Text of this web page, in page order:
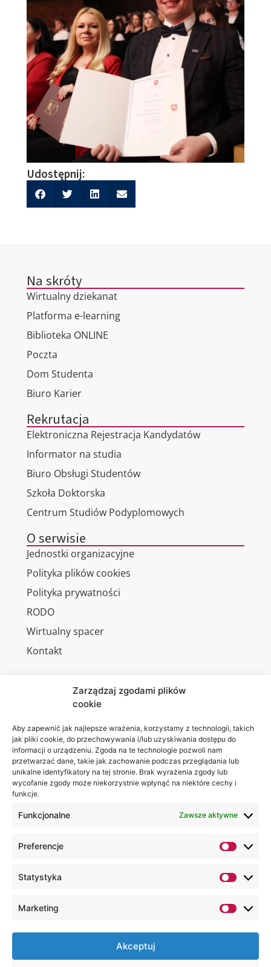
Zarządzaj zgodami plików
cookie
Aby zapewnić jak najlepsze wrażenia, korzystamy z technologii, takich
jak pliki cookie, do przechowywania i/lub uzyskiwania dostępu do
informacji o urządzeniu. Zgoda na te technologie pozwoli nam
przetwarzać dane, takie jak zachowanie podczas przeglądania lub
unikalne identyfikatory na tej stronie. Brak wyrażenia zgody lub
wycofanie zgody może niekorzystnie wpłynąć na niektóre cechy i
funkcje.
Funkcjonalne Zawsze aktywne
Preferencje
Statystyka
Marketing
Akceptuj
Udostępnij:
Na skróty
Wirtualny dziekanat
Platforma e-learning
Biblioteka ONLINE
Poczta
Dom Studenta
Biuro Karier
Rekrutacja
Elektroniczna Rejestracja Kandydatów
Informator na studia
Biuro Obsługi Studentów
Szkoła Doktorska
Centrum Studiów Podyplomowych
O serwisie
Jednostki organizacyjne
Polityka plików cookies
Polityka prywatności
RODO
Wirtualny spacer
Kontakt
Akademia
WSEI
ul.
Projektowa
4